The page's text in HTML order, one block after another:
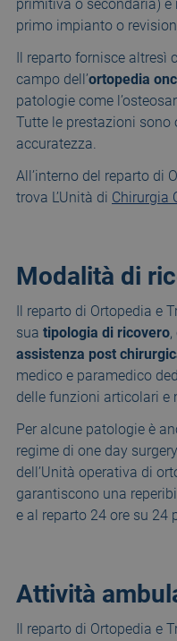
primitiva o secondaria)
primo impianto o
Il reparto fornisce altresì
campo dell’ortopedia
patologie come
Tutte le prestazioni
accuratezza.
All’interno del reparto di
trova L’Unità di Chirurgia
Modalità di
Il reparto di Ortopedia e
sua tipologia di ricovero
assistenza post
medico e paramedico
delle funzioni articolari e
Per alcune patologie è
regime di one day
dell’Unità operativa di
garantiscono una
e al reparto 24 ore su 24
Attività
Il reparto di Ortopedia e